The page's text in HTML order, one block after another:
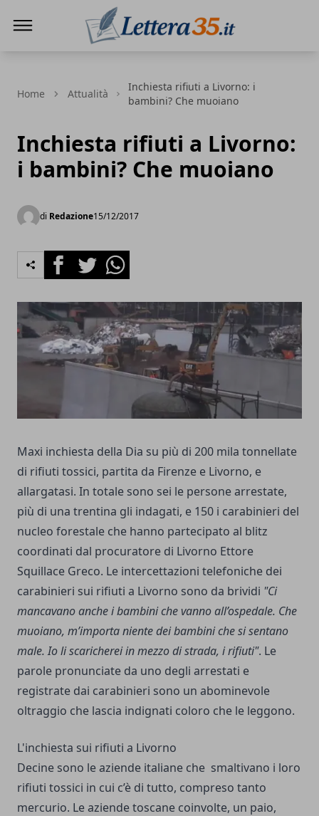
Home Attualità
Inchiesta rifiuti a Livorno: i
bambini? Che muoiano
Inchiesta rifiuti a Livorno:
i bambini? Che muoiano
di Redazione15/12/2017
FacebookTwitterWhatsapp
Maxi inchiesta della Dia su più di 200 mila tonnellate
di rifiuti tossici, partita da Firenze e Livorno, e
allargatasi. In totale sono sei le persone arrestate,
più di una trentina gli indagati, e 150 i carabinieri del
nucleo forestale che hanno partecipato al blitz
coordinati dal procuratore di Livorno Ettore
Squillace Greco. Le intercettazioni telefoniche dei
carabinieri sui rifiuti a Livorno sono da brividi "Ci
mancavano anche i bambini che vanno all’ospedale. Che
muoiano, m’importa niente dei bambini che si sentano
male. Io li scaricherei in mezzo di strada, i rifiuti". Le
parole pronunciate da uno degli arrestati e
registrate dai carabinieri sono un abominevole
oltraggio che lascia indignati coloro che le leggono.
L'inchiesta sui rifiuti a Livorno
Decine sono le aziende italiane che smaltivano i loro
rifiuti tossici in cui c’è di tutto, compreso tanto
mercurio. Le aziende toscane coinvolte, un paio,